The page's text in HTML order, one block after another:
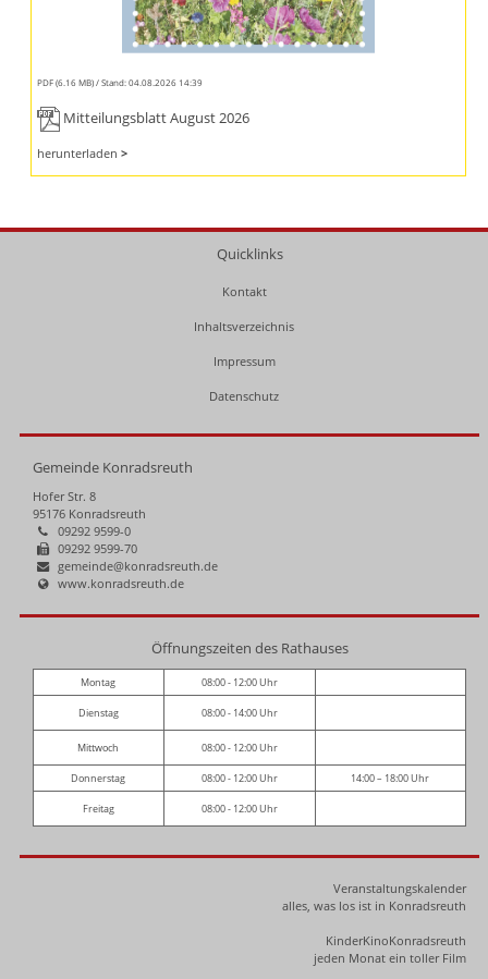
PDF (6.16 MB) Stand: 04.08.2026 14:39
Mitteilungsblatt August 2026
herunterladen >
Quicklinks
Kontakt
Inhaltsverzeichnis
Impressum
Datenschutz
Gemeinde Konradsreuth
Hofer Str. 8
95176 Konradsreuth
09292 9599-0
09292 9599-70
gemeinde@konradsreuth.de
www.konradsreuth.de
Öffnungszeiten des Rathauses
Montag 08:00 - 12:00 Uhr
Dienstag 08:00 - 14:00 Uhr
Mittwoch 08:00 - 12:00 Uhr
Donnerstag 08:00 - 12:00 Uhr 14:00 – 18:00 Uhr
Freitag 08:00 - 12:00 Uhr
Veranstaltungskalender
alles, was los ist in Konradsreuth
KinderKinoKonradsreuth
jeden Monat ein toller Film